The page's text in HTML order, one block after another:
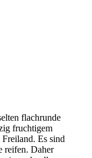
flachrunde
fruchtigem
Es sind
reifen. Daher